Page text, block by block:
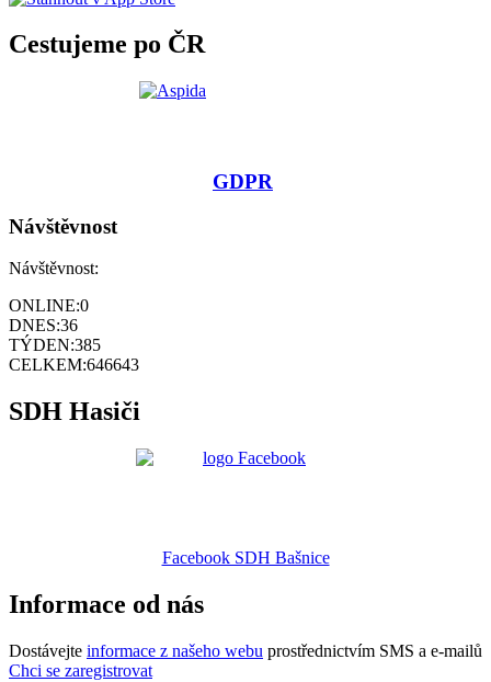
Cestujeme po ČR
GDPR
Návštěvnost
Návštěvnost:
ONLINE:0
DNES:36
TÝDEN:385
CELKEM:646643
SDH Hasiči
Facebook SDH Bašnice
Informace od nás
Dostávejte informace z našeho webu prostřednictvím SMS a e-mailů
Chci se zaregistrovat